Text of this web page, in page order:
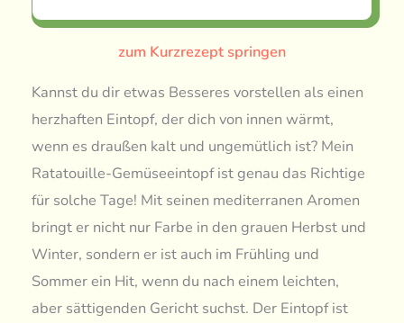
zum Kurzrezept springen
Kannst du dir etwas Besseres vorstellen als einen
herzhaften Eintopf, der dich von innen wärmt,
wenn es draußen kalt und ungemütlich ist? Mein
Ratatouille-Gemüseeintopf ist genau das Richtige
für solche Tage! Mit seinen mediterranen Aromen
bringt er nicht nur Farbe in den grauen Herbst und
Winter, sondern er ist auch im Frühling und
Sommer ein Hit, wenn du nach einem leichten,
aber sättigenden Gericht suchst. Der Eintopf ist